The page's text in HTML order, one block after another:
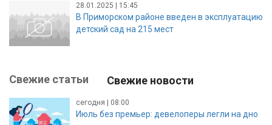
28.01.2025 | 15:45
В Приморском районе введен в эксплуатацию
детский сад на 215 мест
Свежие статьи Свежие новости
сегодня | 08:00
Июль без премьер: девелоперы легли на дно